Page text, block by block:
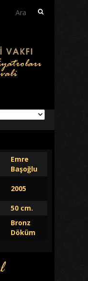
Arama:
Emre
Başoğlu
2005
50 cm.
Bronz
Döküm